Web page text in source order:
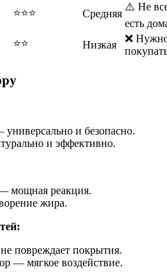
⭐⭐⭐ Средняя
⚠️ Не
есть
⭐⭐ Низкая
❌
и безопасно.
и эффективно.
мощная реакция.
жира.
повреждает покрытия.
— мягкое воздействие.